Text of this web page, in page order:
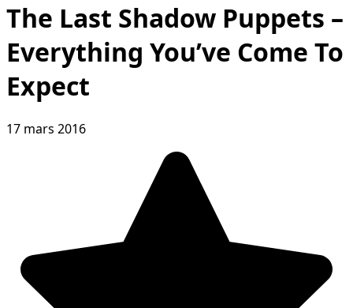
The Last Shadow Puppets –
Everything You’ve Come To
Expect
17 mars 2016